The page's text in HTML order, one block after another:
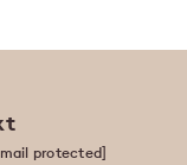
protected]